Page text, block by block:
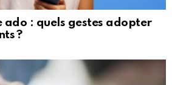
ado : quels gestes adopter
?